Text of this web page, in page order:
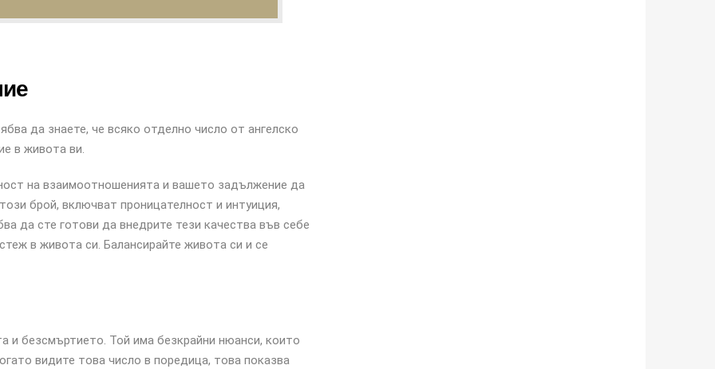
да знаете, че всяко отделно число от ангелско
в живота ви.
на взаимоотношенията и вашето задължение да
брой, включват проницателност и интуиция,
да сте готови да внедрите тези качества във себе
в живота си. Балансирайте живота си и се
и безсмъртието. Той има безкрайни нюанси, които
видите това число в поредица, това показва